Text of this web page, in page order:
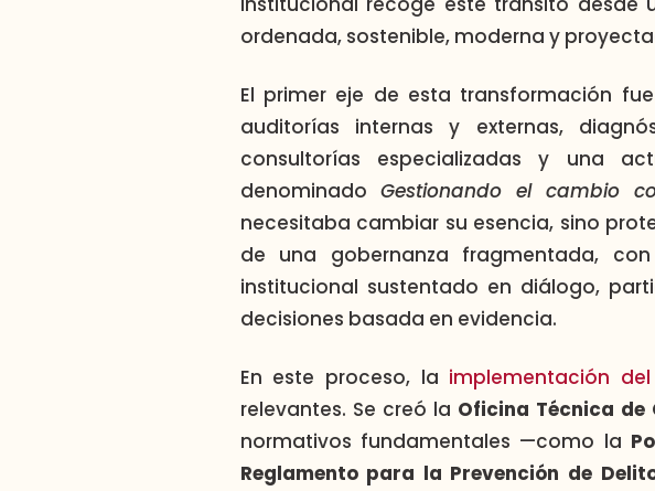
ordenada, sostenible, moderna y
El primer eje de esta transformación
auditorías internas y externas,
consultorías especializadas y una
denominado Gestionando el cambio
necesitaba cambiar su esencia, sino
de una gobernanza fragmentada,
institucional sustentado en diálogo,
decisiones basada en evidencia.
En este proceso, la implementación
relevantes. Se creó la Oficina Técnica
normativos fundamentales —como la
Reglamento para la Prevención de